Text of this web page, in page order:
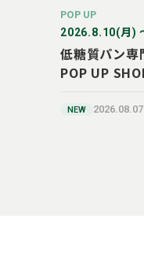
POP UP
2026.8.10(月)
低糖質パン専
POP UP
NEW